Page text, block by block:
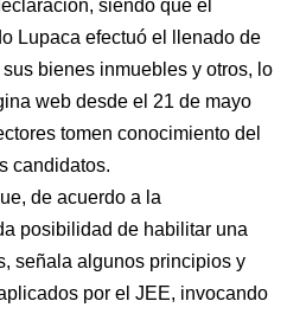
siendo que el
Lupaca efectuó el llenado de
bienes inmuebles y otros, lo
web desde el 21 de mayo
tomen conocimiento del
candidatos.
de acuerdo a la
posibilidad de habilitar una
señala algunos principios y
por el JEE, invocando